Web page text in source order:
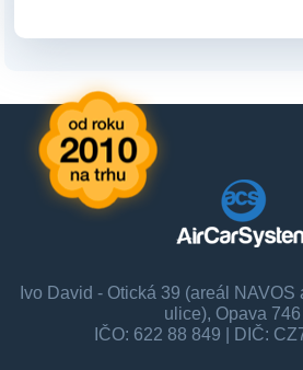
Ivo David - Otická 39 (areál
ulice), Opava 746
IČO: 622 88 849 | DIČ: